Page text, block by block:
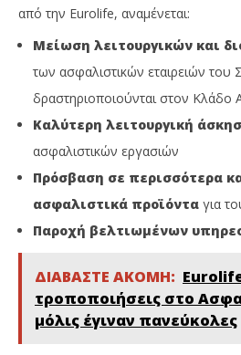
από την Eurolife, αναμένεται:
Μείωση λειτουργικών και
των ασφαλιστικών εταιρειών του
δραστηριοποιούνται στον Κλάδο
Καλύτερη λειτουργική
ασφαλιστικών εργασιών
Πρόσβαση σε περισσότερα
ασφαλιστικά προϊόντα για
Παροχή βελτιωμένων
ΔΙΑΒΑΣΤΕ ΑΚΟΜΗ:
τροποποιήσεις στο
μόλις έγιναν πανεύκολες